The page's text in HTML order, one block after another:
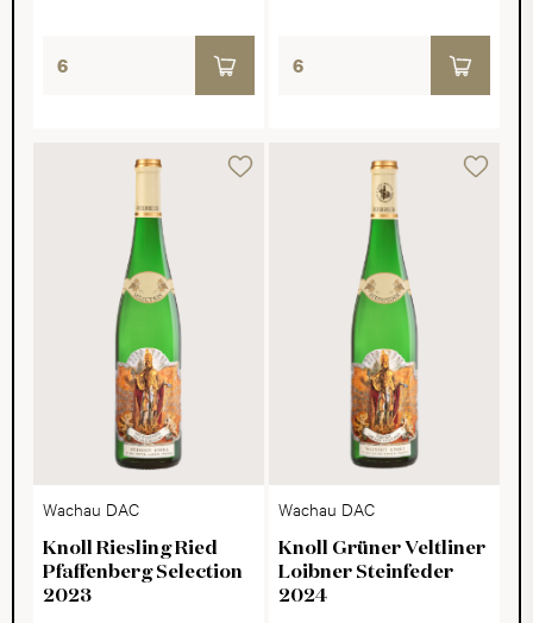
Wachau DAC
Knoll Riesling Ried
Pfaffenberg Selection
2023
Wachau DAC
Knoll Grüner Veltliner
Loibner Steinfeder
2024